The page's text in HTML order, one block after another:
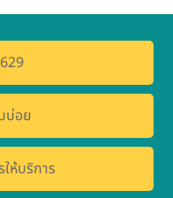
บ่อย
ห้บริการ